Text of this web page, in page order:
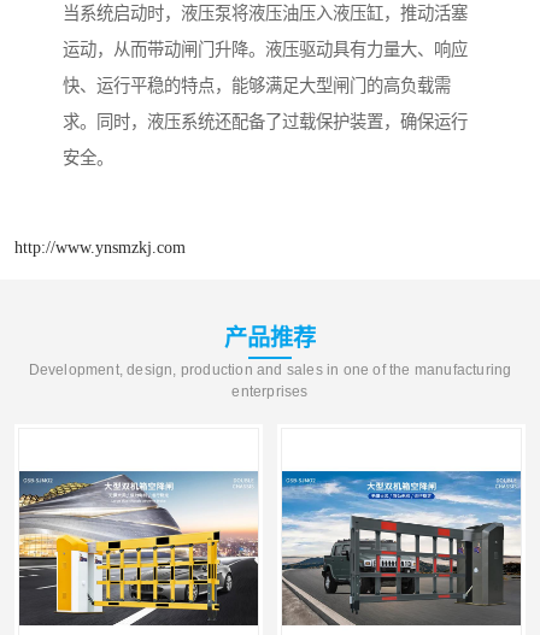
当系统启动时，液压泵将液压油压入液压缸，推动活塞
运动，从而带动闸门升降。液压驱动具有力量大、响应
快、运行平稳的特点，能够满足大型闸门的高负载需
求。同时，液压系统还配备了过载保护装置，确保运行
安全。
http://www.ynsmzkj.com
产品推荐
Development, design, production and sales in one of the manufacturing
enterprises